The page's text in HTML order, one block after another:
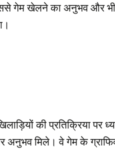
गेम खेलने का अनुभव और
की प्रतिक्रिया पर
अनुभव मिले। वे गेम के